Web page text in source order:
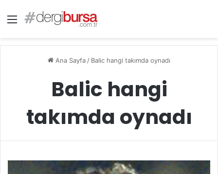
Menü
Ana Sayfa / Balic hangi takımda oynadı
Balic hangi
takımda oynadı